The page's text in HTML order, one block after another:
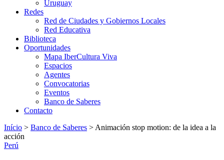
Uruguay
Redes
Red de Ciudades y Gobiernos Locales
Red Educativa
Biblioteca
Oportunidades
Mapa IberCultura Viva
Espacios
Agentes
Convocatorias
Eventos
Banco de Saberes
Contacto
Início > Banco de Saberes > Animación stop motion: de la idea a la
acción
Perú